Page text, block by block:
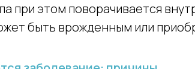
при этом поворачивается
быть врожденным или